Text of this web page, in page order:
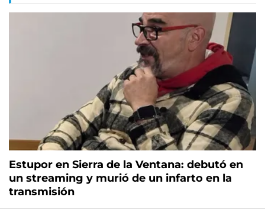
Estupor en Sierra de la Ventana: debutó en
un streaming y murió de un infarto en la
transmisión